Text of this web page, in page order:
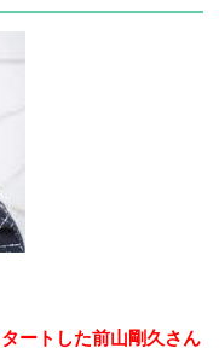
ートした前山剛久さん